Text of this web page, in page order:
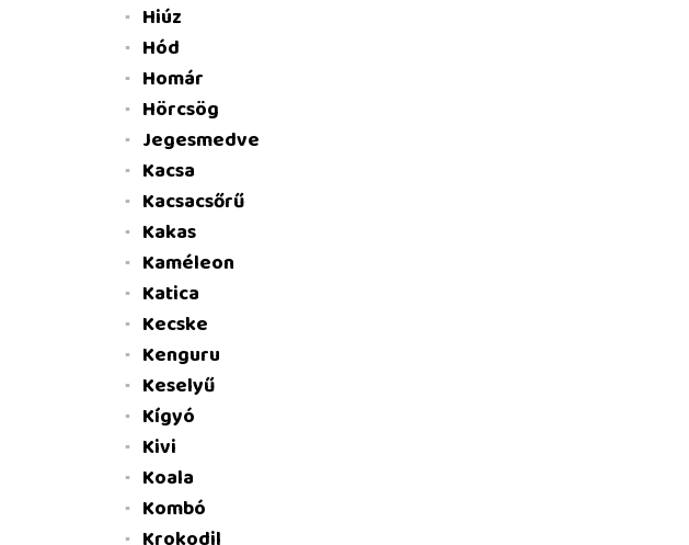
Hiúz
Hód
Homár
Hörcsög
Jegesmedve
Kacsa
Kacsacsőrű
Kakas
Kaméleon
Katica
Kecske
Kenguru
Keselyű
Kígyó
Kivi
Koala
Kombó